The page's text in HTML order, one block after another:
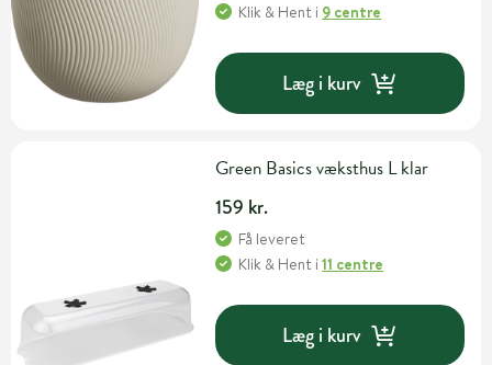
Klik & Hent i 9 centre
Læg i kurv
Green Basics væksthus L klar
159 kr.
Få leveret
Klik & Hent i11 centre
Læg i kurv